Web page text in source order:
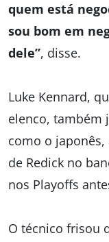
quem está
sou bom em
dele”, disse.
Luke Kennard,
elenco, também
como o
de Redick no
nos Playoffs
O técnico frisou